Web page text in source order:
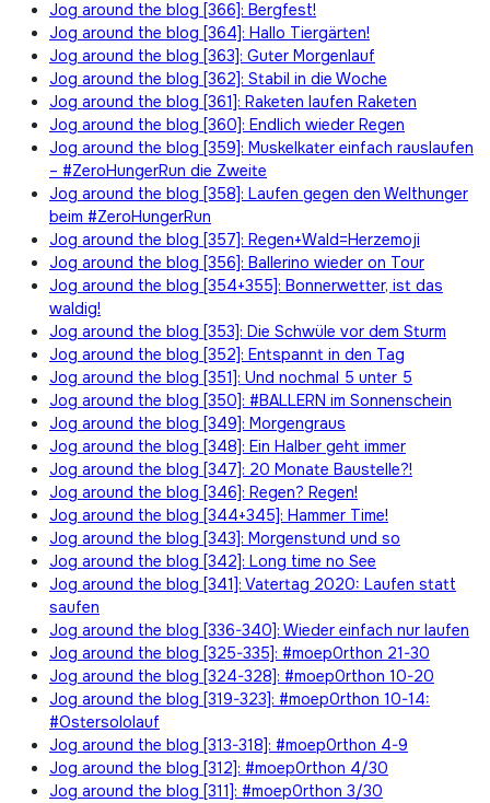
Jog around the blog [366]: Bergfest!
Jog around the blog [364]: Hallo Tiergärten!
Jog around the blog [363]: Guter Morgenlauf
Jog around the blog [362]: Stabil in die Woche
Jog around the blog [361]: Raketen laufen Raketen
Jog around the blog [360]: Endlich wieder Regen
Jog around the blog [359]: Muskelkater einfach rauslaufen
– #ZeroHungerRun die Zweite
Jog around the blog [358]: Laufen gegen den Welthunger
beim #ZeroHungerRun
Jog around the blog [357]: Regen+Wald=Herzemoji
Jog around the blog [356]: Ballerino wieder on Tour
Jog around the blog [354+355]: Bonnerwetter, ist das
waldig!
Jog around the blog [353]: Die Schwüle vor dem Sturm
Jog around the blog [352]: Entspannt in den Tag
Jog around the blog [351]: Und nochmal 5 unter 5
Jog around the blog [350]: #BALLERN im Sonnenschein
Jog around the blog [349]: Morgengraus
Jog around the blog [348]: Ein Halber geht immer
Jog around the blog [347]: 20 Monate Baustelle?!
Jog around the blog [346]: Regen? Regen!
Jog around the blog [344+345]: Hammer Time!
Jog around the blog [343]: Morgenstund und so
Jog around the blog [342]: Long time no See
Jog around the blog [341]: Vatertag 2020: Laufen statt
saufen
Jog around the blog [336-340]: Wieder einfach nur laufen
Jog around the blog [325-335]: #moep0rthon 21-30
Jog around the blog [324-328]: #moep0rthon 10-20
Jog around the blog [319-323]: #moep0rthon 10-14:
#Ostersololauf
Jog around the blog [313-318]: #moep0rthon 4-9
Jog around the blog [312]: #moep0rthon 4/30
Jog around the blog [311]: #moep0rthon 3/30